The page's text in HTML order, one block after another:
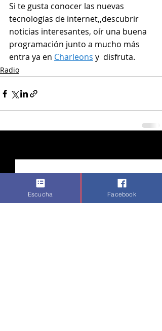
Si te gusta conocer las nuevas
tecnologías de internet,,descubrir
noticias interesantes, oír una buena
programación junto a mucho más
entra ya en Charleons y  disfruta.
Radio
Escucha Facebook